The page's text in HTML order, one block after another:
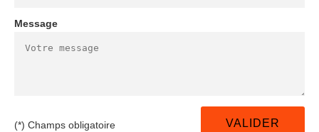
Message
(*) Champs obligatoire